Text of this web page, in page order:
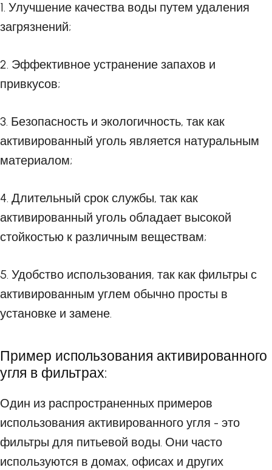
1. Улучшение качества воды путем удаления
загрязнений;
2. Эффективное устранение запахов и
привкусов;
3. Безопасность и экологичность, так как
активированный уголь является натуральным
материалом;
4. Длительный срок службы, так как
активированный уголь обладает высокой
стойкостью к различным веществам;
5. Удобство использования, так как фильтры с
активированным углем обычно просты в
установке и замене.
Пример использования активированного
угля в фильтрах:
Один из распространенных примеров
использования активированного угля - это
фильтры для питьевой воды. Они часто
используются в домах, офисах и других